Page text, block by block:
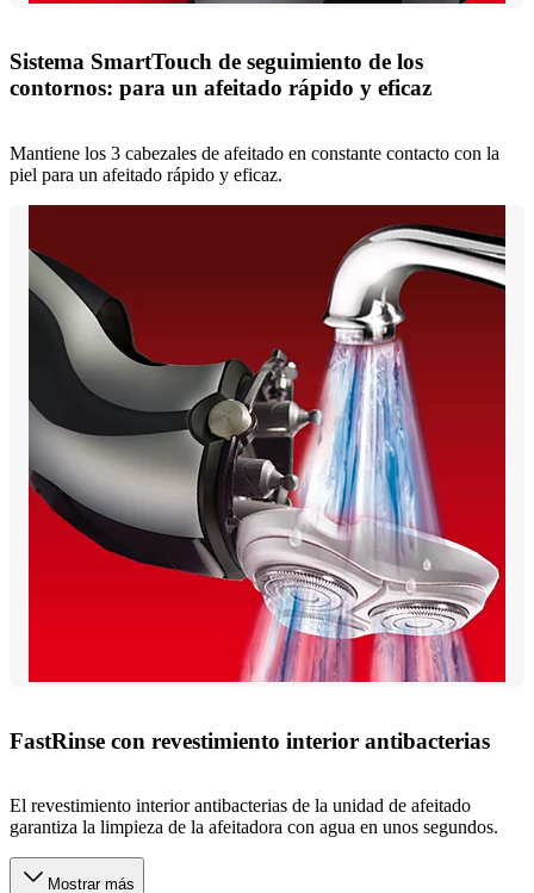
Sistema SmartTouch de seguimiento de los
contornos: para un afeitado rápido y eficaz
Mantiene los 3 cabezales de afeitado en constante contacto con la
piel para un afeitado rápido y eficaz.
FastRinse con revestimiento interior antibacterias
El revestimiento interior antibacterias de la unidad de afeitado
garantiza la limpieza de la afeitadora con agua en unos segundos.
Mostrar más